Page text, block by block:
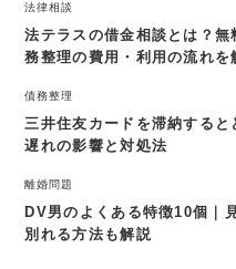
法律相談
法テラスの借金相談とは？無
務整理の費用・利用の流れを
債務整理
三井住友カードを滞納すると
遅れの影響と対処法
離婚問題
DV男のよくある特徴10個｜
別れる方法も解説